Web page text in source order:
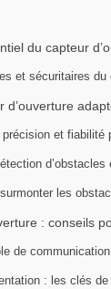
du capteur
et sécuritaires du
d’ouverture
et fiabilité
d’obstacles
les
: conseils
de
: les clés